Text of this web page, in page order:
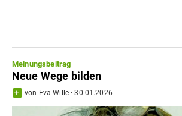
Meinungsbeitrag
Neue Wege bilden
von Eva Wille·30.01.2026